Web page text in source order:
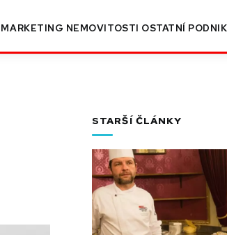
MARKETING NEMOVITOSTI OSTATNÍ
STARŠÍ ČLÁNKY